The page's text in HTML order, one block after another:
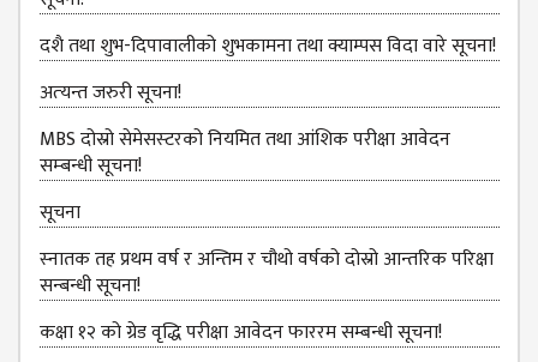
MANAGEMENT(BBS)
EDUCATION(B.ED)
HUMANITIES (BA)
MASTER
EDUCATION(M.ED)
MANAGEMENT
(MBS)
ACADEMIC
दशै तथा शुभ-दिपावालीको शुभकामना तथा क्याम्पस विदा वारे सूचना!
अत्‍यन्‍त जरुरी सूचना!
MBS दोस्रो सेमेसस्‍टरको नियमित तथा आंशिक परीक्षा आवेदन
सम्‍बन्धी सूचना!
सूचना
स्‍नातक तह प्रथम वर्ष र अन्तिम र चौथो वर्षको दोस्रो आन्‍तरिक परिक्षा
सन्बन्धी सूचना!
कक्षा १२ को ग्रेड वृद्धि परीक्षा आवेदन फाररम सम्बन्धी सूचना!